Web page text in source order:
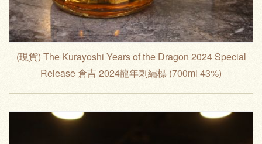
(現貨) The Kurayoshi Years of the Dragon 2024 Special
Release 倉吉 2024龍年刺繡標 (700ml 43%)